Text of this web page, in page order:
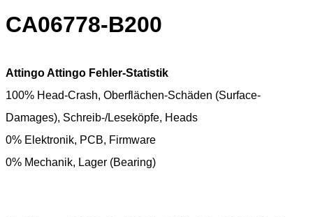
CA06778-B200
Attingo Attingo Fehler-Statistik
100% Head-Crash, Oberflächen-Schäden (Surface-
Damages), Schreib-/Leseköpfe, Heads
0% Elektronik, PCB, Firmware
0% Mechanik, Lager (Bearing)